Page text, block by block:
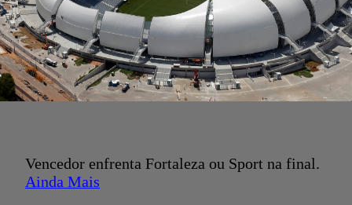
Vencedor enfrenta Fortaleza ou Sport na final.
Ainda Mais